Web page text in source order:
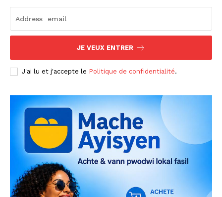
JE VEUX ENTRER
J'ai lu et j'accepte le Politique de confidentialité.